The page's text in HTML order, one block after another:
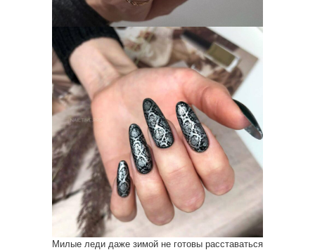
Милые леди даже зимой не готовы расставаться